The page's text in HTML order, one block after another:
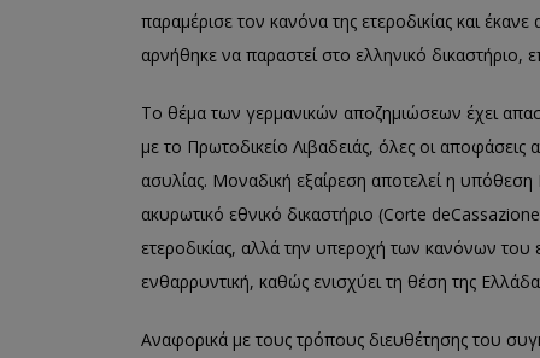
παραμέρισε τον κανόνα της ετεροδικίας και έκανε
αρνήθηκε να παραστεί στο ελληνικό δικαστήριο,
Το θέμα των γερμανικών αποζημιώσεων έχει
με το Πρωτοδικείο Λιβαδειάς, όλες οι αποφάσεις
ασυλίας. Μοναδική εξαίρεση αποτελεί η υπόθεση
ακυρωτικό εθνικό δικαστήριο (Corte deCassazione
ετεροδικίας, αλλά την υπεροχή των κανόνων του
ενθαρρυντική, καθώς ενισχύει τη θέση της
Αναφορικά με τους τρόπους διευθέτησης του